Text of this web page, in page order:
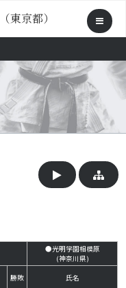
東京都）
●光明学園相模原
(神奈川県)
勝敗 氏名